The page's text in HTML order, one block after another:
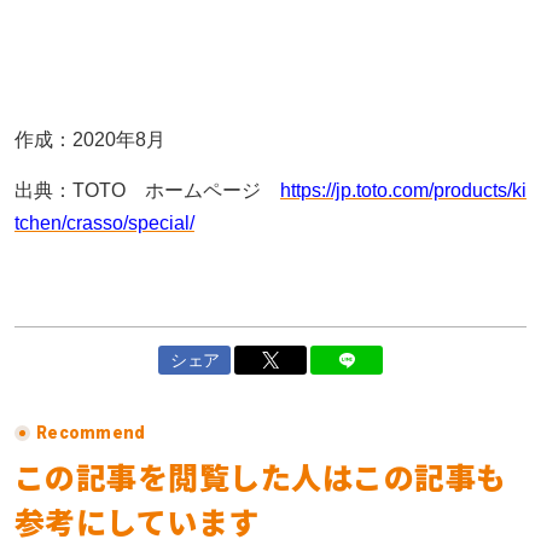
作成：2020年8月
出典：TOTO ホームページ
https://jp.toto.com/products/ki
tchen/crasso/special/
シェア
Recommend
この記事を閲覧した人はこの記事も
参考にしています